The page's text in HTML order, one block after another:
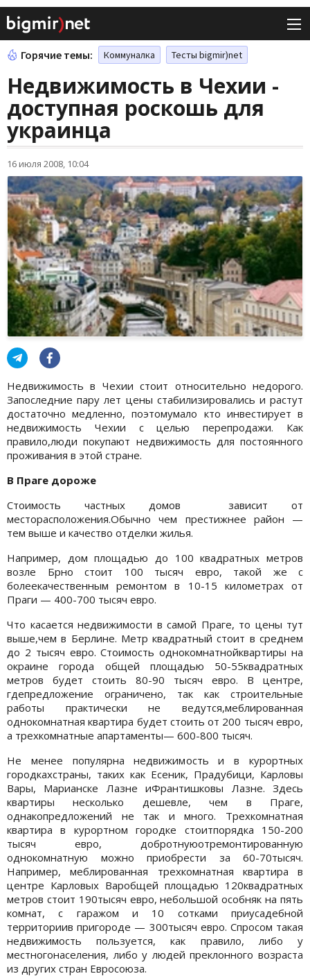
Горячие темы: Коммуналка Тесты bigmir)net
Недвижимость в Чехии -
доступная роскошь для
украинца
16 июля 2008, 10:04
Недвижимость в Чехии стоит относительно недорого.
Запоследние пару лет цены стабилизировались и растут
достаточно медленно, поэтомумало кто инвестирует в
недвижимость Чехии с целью перепродажи. Как
правило,люди покупают недвижимость для постоянного
проживания в этой стране.
В Праге дороже
Стоимость частных домов зависит от
месторасположения.Обычно чем престижнее район —
тем выше и качество отделки жилья.
Например, дом площадью до 100 квадратных метров
возле Брно стоит 100 тысяч евро, такой же с
болеекачественным ремонтом в 10-15 километрах от
Праги — 400-700 тысяч евро.
Что касается недвижимости в самой Праге, то цены тут
выше,чем в Берлине. Метр квадратный стоит в среднем
до 2 тысяч евро. Стоимость однокомнатнойквартиры на
окраине города общей площадью 50-55квадратных
метров будет стоить 80-90 тысяч евро. В центре,
гдепредложение ограничено, так как строительные
работы практически не ведутся,меблированная
однокомнатная квартира будет стоить от 200 тысяч евро,
а трехкомнатные апартаменты— 600-800 тысяч.
Не менее популярна недвижимость и в курортных
городкахстраны, таких как Есеник, Прадубици, Карловы
Вары, Марианске Лазне иФрантишковы Лазне. Здесь
квартиры несколько дешевле, чем в Праге,
однакопредложений не так и много. Трехкомнатная
квартира в курортном городке стоитпорядка 150-200
тысяч евро, добротнуюотремонтированную
однокомнатную можно приобрести за 60-70тысяч.
Например, меблированная трехкомнатная квартира в
центре Карловых Варобщей площадью 120квадратных
метров стоит 190тысяч евро, небольшой особняк на пять
комнат, с гаражом и 10 сотками приусадебной
территориив пригороде — 300тысяч евро. Спросом такая
недвижимость пользуется, как правило, либо у
местногонаселения, либо у людей преклонного возраста
из других стран Евросоюза.